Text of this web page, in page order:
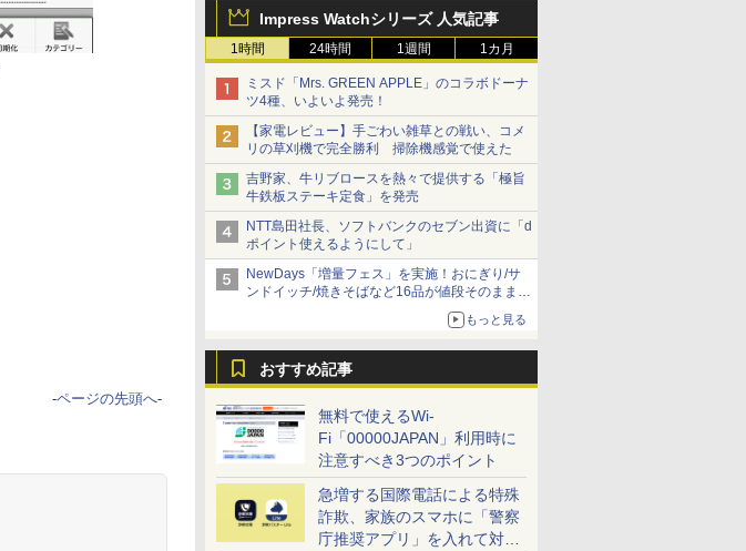
Impress Watchシリーズ 人気記事
1時間 24時間 1週間 1カ月
ミスド「Mrs. GREEN APPLE」のコラボドーナ
ツ4種、いよいよ発売！
【家電レビュー】手ごわい雑草との戦い、コメ
リの草刈機で完全勝利 掃除機感覚で使えた
吉野家、牛リブロースを熱々で提供する「極旨
牛鉄板ステーキ定食」を発売
NTT島田社長、ソフトバンクのセブン出資に「d
ポイント使えるようにして」
NewDays「増量フェス」を実施！おにぎり/サ
ンドイッチ/焼きそばなど16品が値段そのままで
もっと見る
おすすめ記事
無料で使えるWi-
Fi「00000JAPAN」利用時に
注意すべき3つのポイント
急増する国際電話による特殊
詐欺、家族のスマホに「警察
庁推奨アプリ」を入れて対策
-ページの先頭へ-